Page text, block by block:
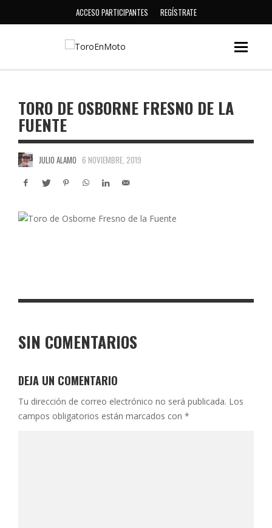
ACCESO PARTICIPANTES REGÍSTRATE
TORO DE OSBORNE FRESNO DE LA
FUENTE
JULIO ALAMO 6 NOVIEMBRE, 2019
SIN COMENTARIOS
DEJA UN COMENTARIO
Tu dirección de correo electrónico no será publicada. Los
campos obligatorios están marcados con *